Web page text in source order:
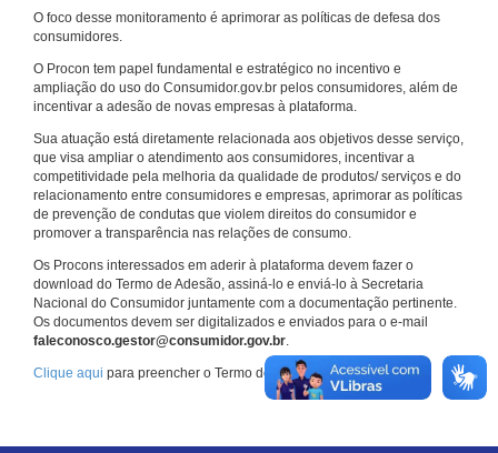
O foco desse monitoramento é aprimorar as políticas de defesa dos
consumidores.
O Procon tem papel fundamental e estratégico no incentivo e
ampliação do uso do Consumidor.gov.br pelos consumidores, além de
incentivar a adesão de novas empresas à plataforma.
Sua atuação está diretamente relacionada aos objetivos desse serviço,
que visa ampliar o atendimento aos consumidores, incentivar a
competitividade pela melhoria da qualidade de produtos/ serviços e do
relacionamento entre consumidores e empresas, aprimorar as políticas
de prevenção de condutas que violem direitos do consumidor e
promover a transparência nas relações de consumo.
Os Procons interessados em aderir à plataforma devem fazer o
download do Termo de Adesão, assiná-lo e enviá-lo à Secretaria
Nacional do Consumidor juntamente com a documentação pertinente.
Os documentos devem ser digitalizados e enviados para o e-mail
faleconosco.gestor@consumidor.gov.br.
Clique aqui para preencher o Termo de Adesão.